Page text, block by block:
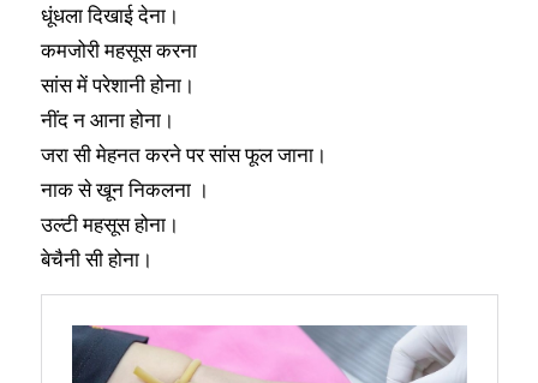
धूंधला दिखाई देना।
कमजोरी महसूस करना
सांस में परेशानी होना।
नींद न आना होना।
जरा सी मेहनत करने पर सांस फूल जाना।
नाक से खून निकलना ।
उल्‍टी महसूस होना।
बेचैनी सी होना।